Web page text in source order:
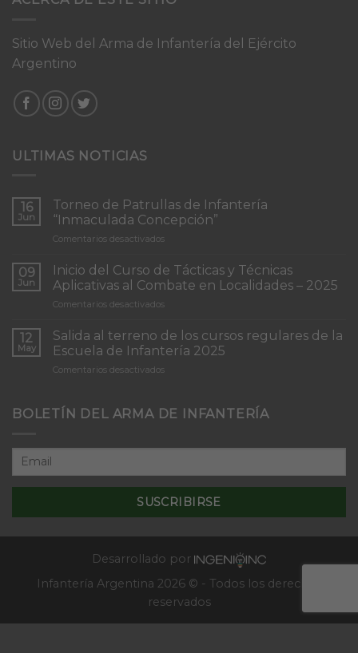
Sitio Web del Arma de Infantería del Ejército
Argentino
ULTIMAS NOTICIAS
16
Jun
Torneo de Patrullas de Infantería
“Inmaculada Concepción”
Comentarios desactivadosen
de
Patrullas
de
Infantería
Concepción”
09
Jun
Inicio del Curso de Tácticas y Técnicas
Aplicativas al Combate en Localidades – 2025
Comentarios desactivadosen
del
Curso
de
Tácticas
Aplicativas
12
May
Salida al terreno de los cursos regulares de la
Escuela de Infantería 2025
Comentarios desactivadosen
terreno
cursos
de
Escuela
de
BOLETÍN DEL ARMA DE INFANTERÍA
Desarrollado por
Infantería Argentina 2026 © - Todos los derechos
reservados